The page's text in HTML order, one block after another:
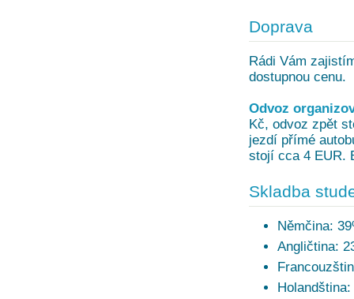
Doprava
Rádi Vám
dostupnou cenu.
Odvoz
Kč, odvoz zpět
jezdí přímé
stojí cca 4 EUR.
Skladba
Němčina:
Angličtina:
Holandština: